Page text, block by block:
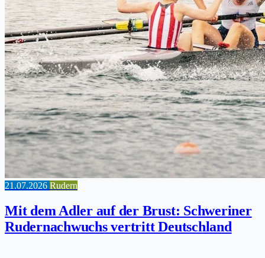
21.07.2026 Rudern
Mit dem Adler auf der Brust: Schweriner
Rudernachwuchs vertritt Deutschland